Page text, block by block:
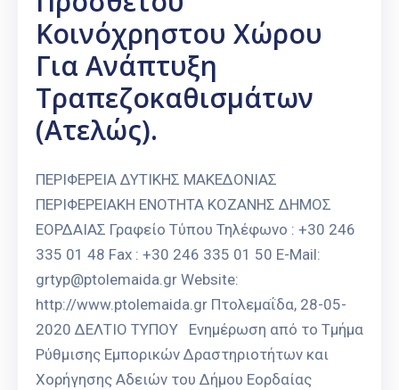
Κοινόχρηστου Χώρου
Για Ανάπτυξη
Τραπεζοκαθισμάτων
(ατελώς).
ΠΕΡΙΦΕΡΕΙΑ ΔΥΤΙΚΗΣ ΜΑΚΕΔΟΝΙΑΣ
ΠΕΡΙΦΕΡΕΙΑΚΗ ΕΝΟΤΗΤΑ ΚΟΖΑΝΗΣ ΔΗΜΟΣ
ΕΟΡΔΑΙΑΣ Γραφείο Τύπου Τηλέφωνο : +30 246
335 01 48 Fax : +30 246 335 01 50 E-Mail:
grtyp@ptolemaida.gr Website:
http://www.ptolemaida.gr Πτολεμαΐδα, 28-05-
2020 ΔΕΛΤΙΟ ΤΥΠΟΥ Ενημέρωση από το Τμήμα
Ρύθμισης Εμπορικών Δραστηριοτήτων και
Χορήγησης Αδειών του Δήμου Εορδαίας